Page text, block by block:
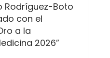
Rodríguez-Boto
con el
a la
2026”